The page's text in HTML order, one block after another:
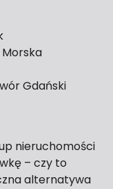
Gdański
nieruchomości
– czy to
alternatywa